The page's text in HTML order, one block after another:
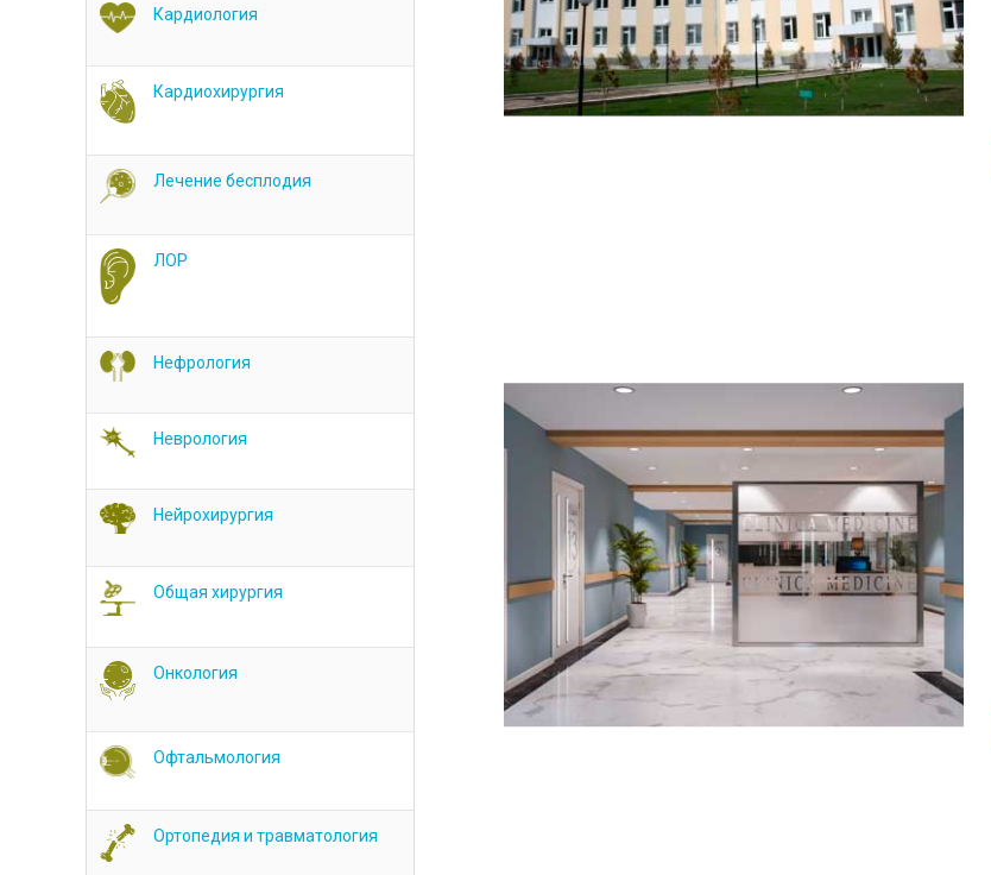
Кардиология
Кардиохирургия
Лечение бесплодия
ЛОР
Нефрология
Неврология
Нейрохирургия
Общая хирургия
Онкология
Офтальмология
Ортопедия и травматология